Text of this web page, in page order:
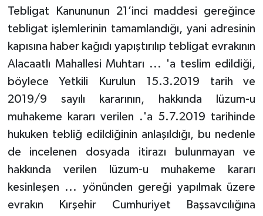
Tebligat Kanununun 21’inci maddesi gereğince
tebligat işlemlerinin tamamlandığı, yani adresinin
kapısına haber kağıdı yapıştırılıp tebligat evrakının
Alacaatlı Mahallesi Muhtarı ... 'a teslim edildiği,
böylece Yetkili Kurulun 15.3.2019 tarih ve
2019/9 sayılı kararının, hakkında lüzum-u
muhakeme kararı verilen .'a 5.7.2019 tarihinde
hukuken tebliğ edildiğinin anlaşıldığı, bu nedenle
de incelenen dosyada itirazı bulunmayan ve
hakkında verilen lüzum-u muhakeme kararı
kesinleşen ... yönünden gereği yapılmak üzere
evrakın Kırşehir Cumhuriyet Başsavcılığına